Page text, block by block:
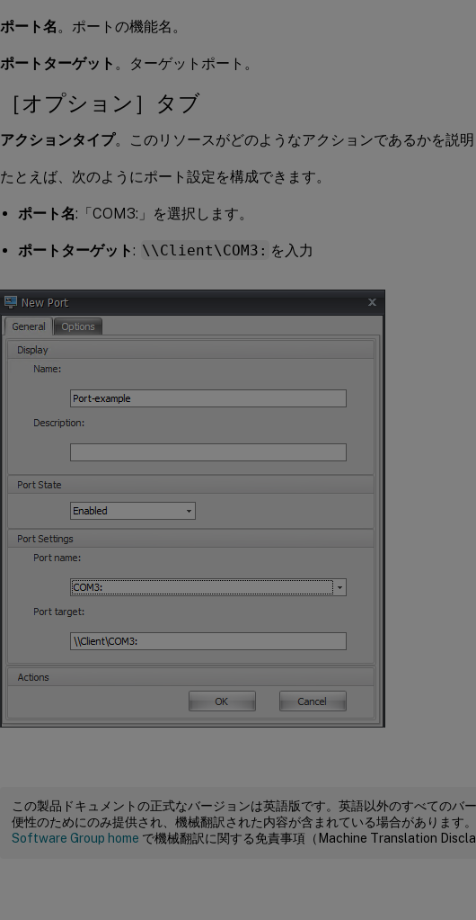
ポート名 。ポートの機能名。
ポートターゲット 。ターゲットポート。
［オプション］タブ
アクションタイプ。このリソースがどのようなアクションであるかを説
たとえば、次のようにポート設定を構成できます。
ポート名:「COM3:」を選択します。
ポートターゲット: \\Client\COM3: を入力
この製品ドキュメントの正式なバージョンは英語版です。英語以外のすべてのバ
便性のためにのみ提供され、機械翻訳された内容が含まれている場合があります
Software Group home で機械翻訳に関する免責事項（Machine Translation